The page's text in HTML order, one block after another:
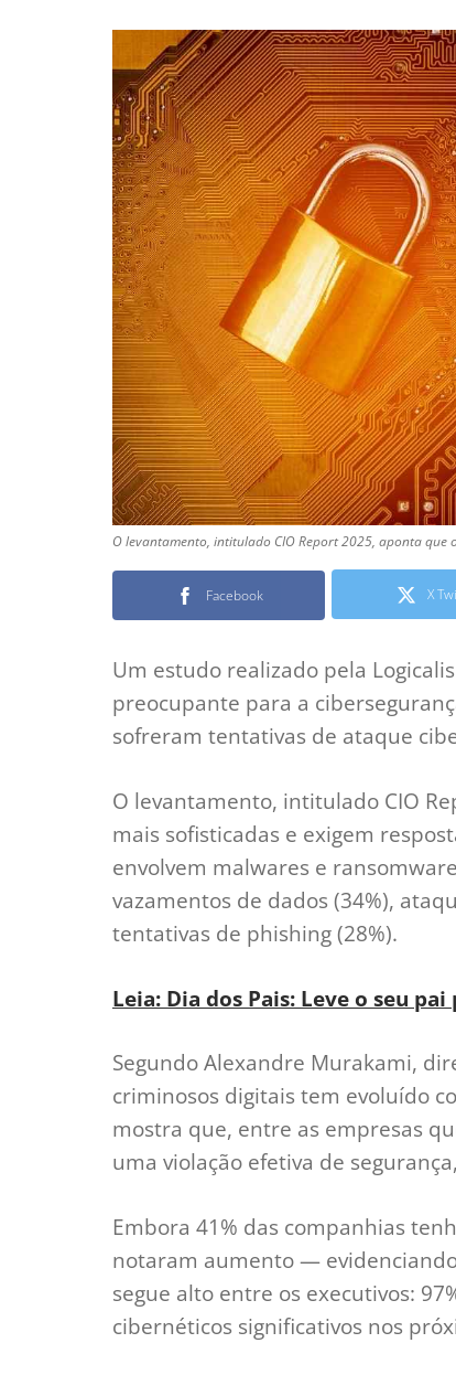
O levantamento, intitulado CIO Report 2025, aponta que
Facebook X
Um estudo realizado pela
preocupante para a
sofreram tentativas de ataque
O levantamento, intitulado CIO
mais sofisticadas e exigem
envolvem malwares e
vazamentos de dados (34%),
tentativas de phishing (28%).
Leia: Dia dos Pais: Leve o seu
Segundo Alexandre Murakami,
criminosos digitais tem evoluído
mostra que, entre as empresas
uma violação efetiva de
Embora 41% das companhias
notaram aumento —
segue alto entre os executivos:
cibernéticos significativos nos